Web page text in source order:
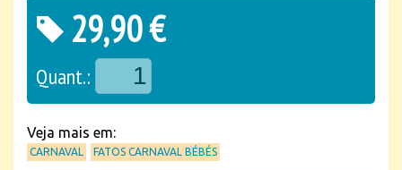
29,90 €
Quant.:
Veja mais em:
CARNAVAL FATOS CARNAVAL BÉBÉS